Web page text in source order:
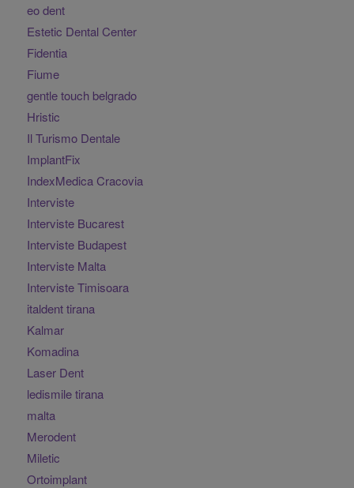
eo dent
Estetic Dental Center
Fidentia
Fiume
gentle touch belgrado
Hristic
Il Turismo Dentale
ImplantFix
IndexMedica Cracovia
Interviste
Interviste Bucarest
Interviste Budapest
Interviste Malta
Interviste Timisoara
italdent tirana
Kalmar
Komadina
Laser Dent
ledismile tirana
malta
Merodent
Miletic
Ortoimplant